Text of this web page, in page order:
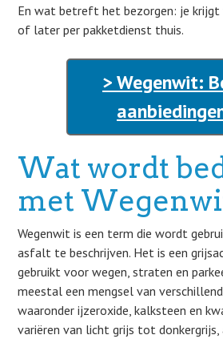
En wat betreft het bezorgen: je krijgt
of later per pakketdienst thuis.
> Wegenwit:
Wat wordt
met
Wegenwit is een term die wordt
asfalt te beschrijven. Het is een
gebruikt voor wegen, straten en
meestal een mengsel van
waaronder ijzeroxide, kalksteen en
variëren van licht grijs tot donkergrijs,